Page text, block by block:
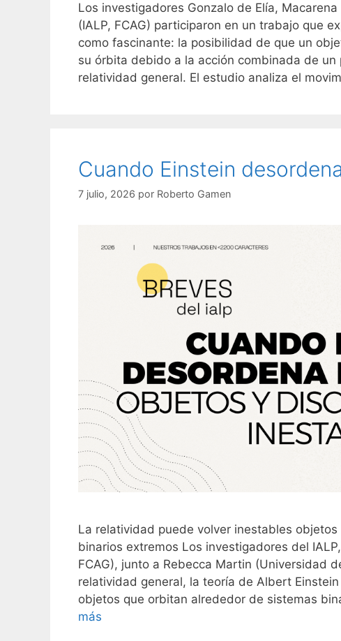
Los investigadores Gonzalo de Elía,
(IALP, FCAG) participaron en un trabajo que
como fascinante: la posibilidad de que un
su órbita debido a la acción combinada de
relatividad general. El estudio analiza el
Cuando Einstein
7 julio, 2026 por Roberto Gamen
La relatividad puede volver inestables
binarios extremos Los investigadores del
FCAG), junto a Rebecca Martin (Universidad
relatividad general, la teoría de Albert
objetos que orbitan alrededor de sistemas
más